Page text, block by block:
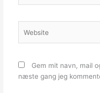
Gem mit navn, mail
næste gang jeg